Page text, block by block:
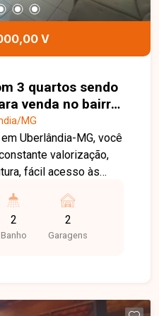
V
3 quartos sendo
venda no bairro
MG
MG
Uberlândia-MG, você
valorização,
fácil acesso às
farmácias e diversos
praticidade e
O imóvel oferece
2
Banho
2
Garagens